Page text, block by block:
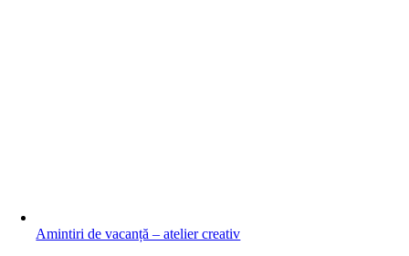
Amintiri de vacanță – atelier creativ